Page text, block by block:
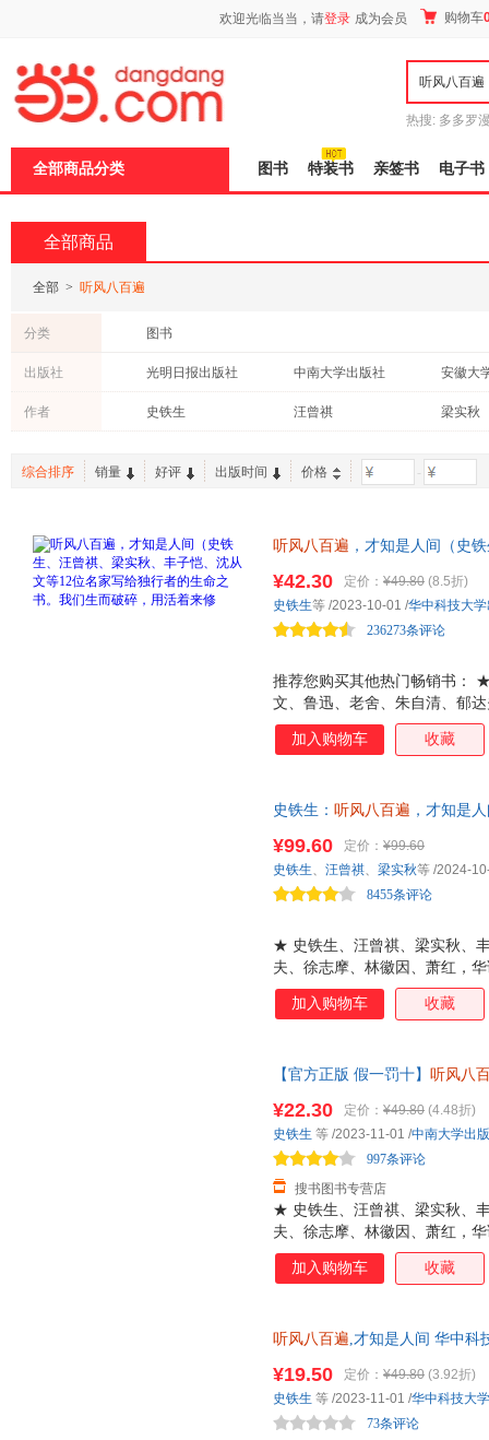
欢迎光临当当，请登录 成为会员 购物车
热搜: 多多罗
全部商品分类 图书 特装书 亲签书 电子书
全部商品
全部 > 听风八百遍
分类 图书
出版社 光明日报出版社 中南大学出版社
安徽大
复旦大学出版社
江西人民出版社
长江文
安徽文艺出版社
作者 史铁生 汪曾祺
梁实秋
蔡澜
米切尔·恩德
综合排序 销量 好评 出版时间 价格 -
听风八百遍 ，才知是人间（史
百遍，才知是人间3》火热上市
篇目，令无数读者为之落泪的
人间。@桃年 手绘插图，赠书
推荐您购买其他热门畅销书：
文、鲁迅、老舍、朱自清、郁
文学大家给独行者的生命之书
子成兄弟》《我与地坛》等40
的真正含义是活着。 ★ 央视《
的文字，读来令人落泪。 ★ 林
多大师倾情推荐，感动无数读
¥42.30 定价： ¥49.80 (8.5折)
236273条评论
史铁生等 /2023-10-01 /华中科技大
加入购物车 收藏
史铁生： 听风八百遍 ，才知是
散文经典，央视《朗读者》深
@桃年手绘插图，赠精美书签
★ 史铁生、汪曾祺、梁实秋、
夫、徐志摩、林徽因、萧红，
录《秋天的怀念》《合欢树》
作品，多篇文章入选初高中语
多次深情诵读，《人民日报》
光潜、朱自清、俞平伯、郑振
散文经典读本。 ★ 一套可读、
¥99.60 定价： ¥99.60
8455条评论
史铁生、 汪曾祺、 梁实秋等 /2024-
加入购物车 收藏
【官方正版 假一罚十】 听风八
《人民日报》盛赞推荐的名家
★ 史铁生、汪曾祺、梁实秋、
夫、徐志摩、林徽因、萧红，
收录《秋天的 念》《合欢树》
文 作品，多篇文章入选初高中
诵读，《 日报》重磅推荐，书
伯、郑振铎等诸多 倾情推荐，
古朴雅 ，温暖 ，双封采用故宫
绘 图，随书附赠
¥22.30 定价： ¥49.80 (4.48折)
搜书图书专营店
997条评论
史铁生 等 /2023-11-01 /中南大学出
加入购物车 收藏
听风八百遍,才知是人间 华中科
¥19.50 定价： ¥49.80 (3.92折)
73条评论
史铁生 等 /2023-11-01 /华中科技大
页
加